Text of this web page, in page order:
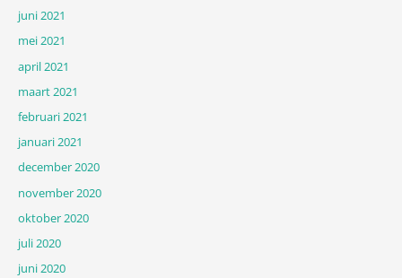
juni 2021
mei 2021
april 2021
maart 2021
februari 2021
januari 2021
december 2020
november 2020
oktober 2020
juli 2020
juni 2020